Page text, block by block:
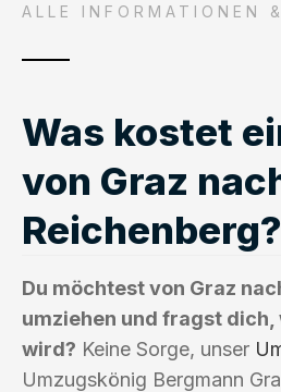
ALLE INFORMATIONEN
Was kostet
von Graz
Reichenberg?
Du möchtest von Graz
umziehen und fragst dich,
wird? Keine Sorge, unser
Umzugskönig Bergmann